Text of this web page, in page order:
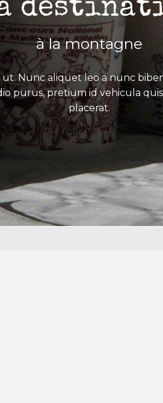
à la montagne
Nunc aliquet leo a nunc
purus, pretium id vehicula
placerat.
favoris